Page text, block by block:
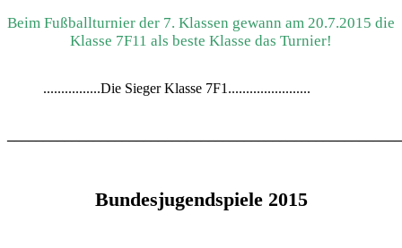
Beim Fußballturnier der 7. Klassen gewann am 20.7.2015 die
Klasse 7F11 als beste Klasse das Turnier!
................Die Sieger Klasse 7F1.......................
Bundesjugendspiele 2015